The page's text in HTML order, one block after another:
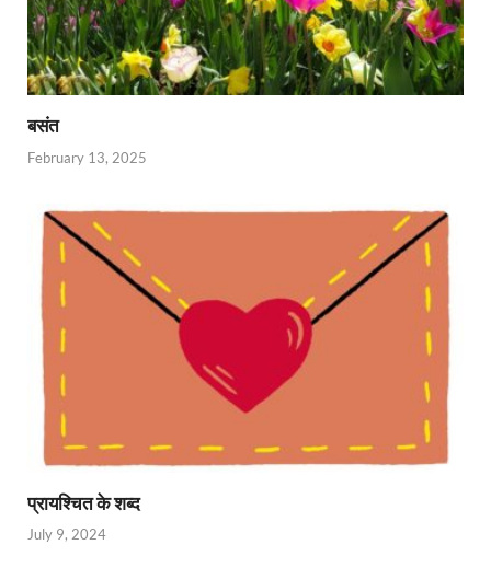
बसंत
February 13, 2025
प्रायश्चित के शब्द
July 9, 2024